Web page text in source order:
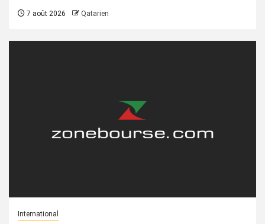
7 août 2026 Qatarien
International